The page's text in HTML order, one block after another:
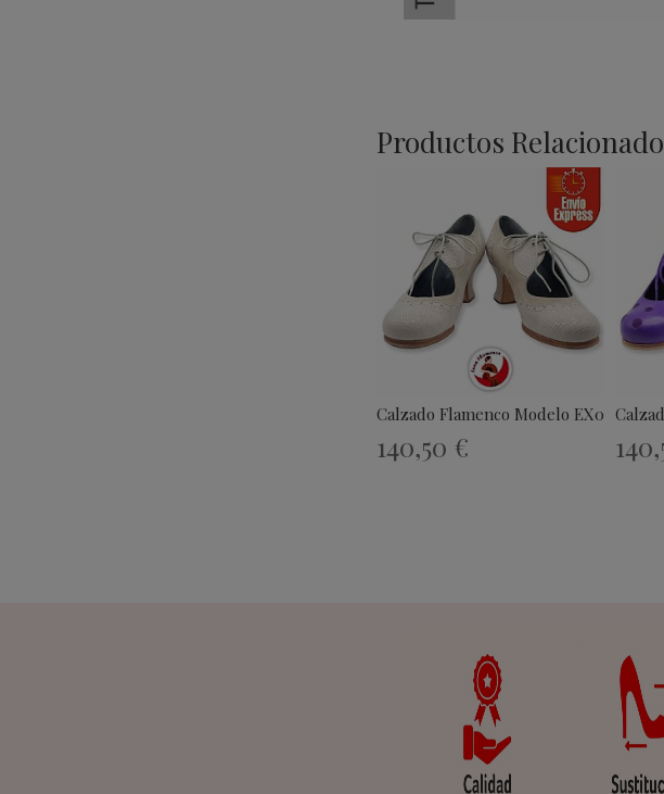
Productos
Calzado Flamenco Modelo EX035
140,50 €